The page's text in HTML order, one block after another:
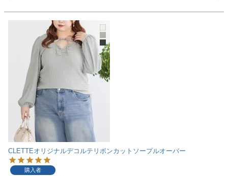
CLETTEオリジナルデコルテリボンカットソープルオーバー
購入者